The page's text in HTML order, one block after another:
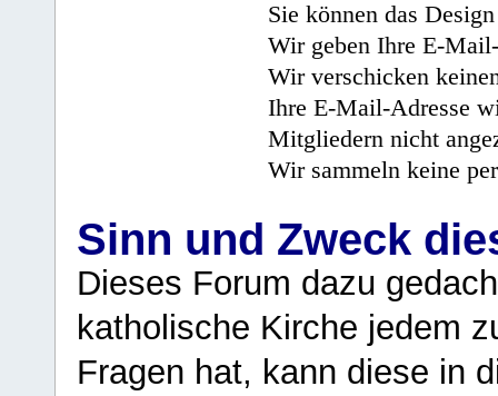
Sie können das
Wir geben Ihre E-
Wir verschicken
Ihre E-Mail-Adresse
Mitgliedern nicht
Wir sammeln keine
Sinn und Zweck
Dieses Forum dazu
katholische Kirche jedem
Fragen hat, kann diese in